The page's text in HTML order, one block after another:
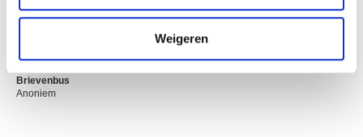
verzameld op basis van uw gebruik van hun services.
Weigeren
Brievenbus
Anoniem